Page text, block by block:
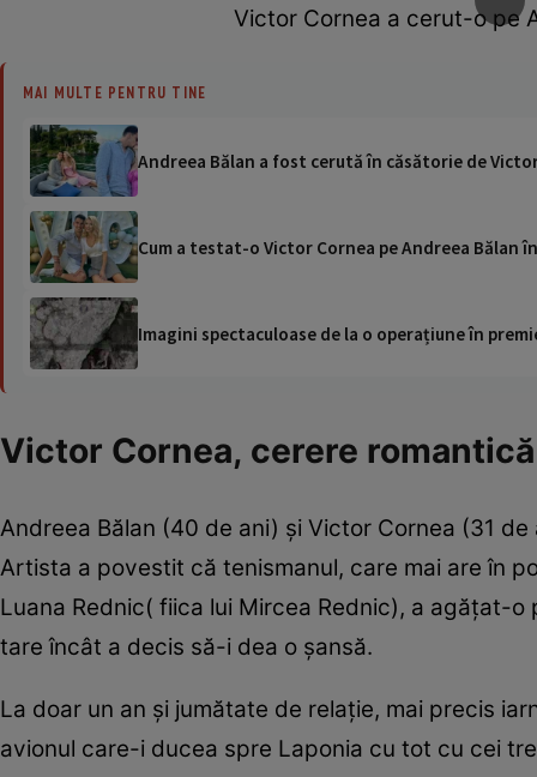
Victor Cornea a cerut-o pe
MAI MULTE PENTRU TINE
Andreea Bălan a fost cerută în căsătorie de
Cum a testat-o Victor Cornea pe Andreea Bălan
Imagini spectaculoase de la o operațiune în
Victor Cornea, cerere
Andreea Bălan (40 de ani) și Victor Cornea (31
Artista a povestit că tenismanul, care mai are în
Luana Rednic( fiica lui Mircea Rednic), a agățat-
tare încât a decis să-i dea o șansă.
La doar un an și jumătate de relație, mai precis
avionul care-i ducea spre Laponia cu tot cu cei